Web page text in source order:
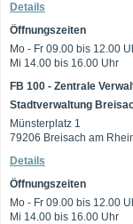
Details
Öffnungszeiten
Mo - Fr 09.00 bis 12.00
Mi 14.00 bis 16.00 Uhr
FB 100 - Zentrale
Stadtverwaltung
Münsterplatz 1
79206 Breisach am
Details
Öffnungszeiten
Mo - Fr 09.00 bis 12.00
Mi 14.00 bis 16.00 Uhr